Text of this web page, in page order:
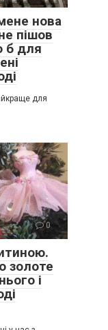
нова
пішов
б для
для
0
золоте
і